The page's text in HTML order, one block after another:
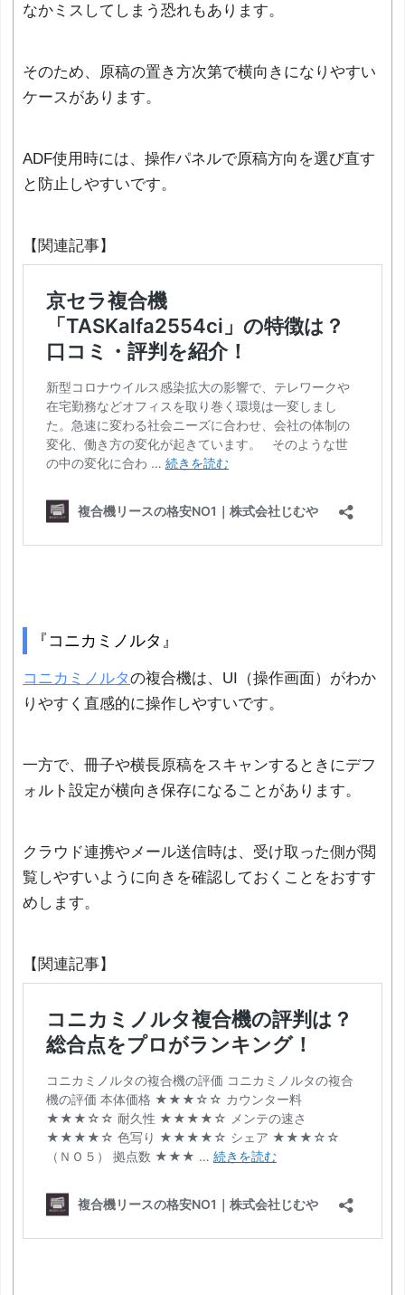
なかミスしてしまう恐れもあります。
そのため、原稿の置き方次第で横向きになりやすい
ケースがあります。
ADF使用時には、操作パネルで原稿方向を選び直す
と防止しやすいです。
【関連記事】
『コニカミノルタ』
コニカミノルタの複合機は、UI（操作画面）がわか
りやすく直感的に操作しやすいです。
一方で、冊子や横長原稿をスキャンするときにデフ
ォルト設定が横向き保存になることがあります。
クラウド連携やメール送信時は、受け取った側が閲
覧しやすいように向きを確認しておくことをおすす
めします。
【関連記事】